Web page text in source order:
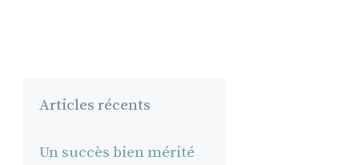
Articles récents
Un succès bien mérité